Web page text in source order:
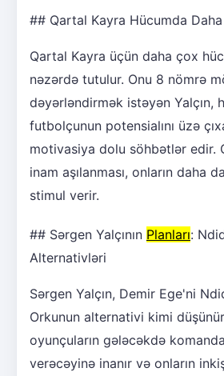
## Qartal Kayra Hücumda
Qartal Kayra üçün daha çox
nəzərdə tutulur. Onu 8 nömrə
dəyərləndirmək istəyən Yalçın,
futbolçunun potensialını üzə
motivasiya dolu söhbətlər edir.
inam aşılanması, onların daha
stimul verir.
## Sərgen Yalçının Planları:
Alternativləri
Sərgen Yalçın, Demir Ege'ni
Orkunun alternativi kimi
oyunçuların gələcəkdə
verəcəyinə inanır və onların